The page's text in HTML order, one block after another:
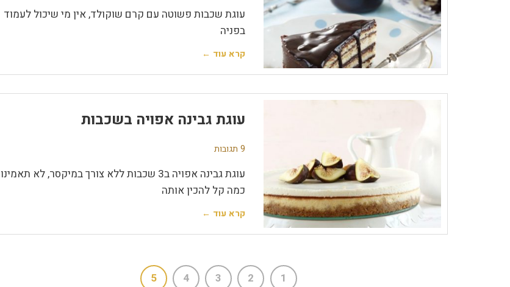
עוגת שכבות פשוטה עם קרם שוקולד, אין מי שיכול לעמוד
בפניה
קרא עוד ←
עוגת גבינה אפויה בשכבות
9 תגובות
עוגת גבינה אפויה ב3 שכבות ללא צורך במיקסר, לא תאמינו
כמה קל להכין אותה
קרא עוד ←
1
2
3
4
5